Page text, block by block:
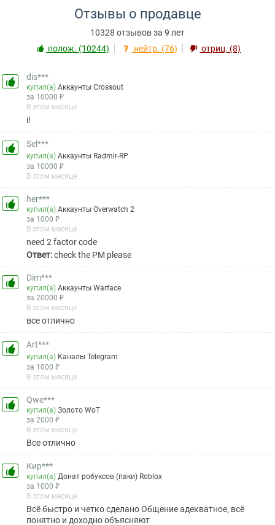
Отзывы о продавце
10328 отзывов за 9 лет
полож. (10244)
нейтр. (76) отриц. (8)
dis***
купил(а)Аккаунты Crossout
за 10000 ₽
В этом месяце
i!
Sel***
купил(а)Аккаунты Radmir-RP
за 10000 ₽
В этом месяце
her***
купил(а)Аккаунты Overwatch 2
за 1000 ₽
В этом месяце
need 2 factor code
Ответ:check the PM please
Dim***
купил(а)Аккаунты Warface
за 20000 ₽
В этом месяце
все отлично
Art***
купил(а) Каналы Telegram
за 1000 ₽
В этом месяце
Qwe***
купил(а)Золото WoT
за 2000 ₽
В этом месяце
Все отлично
Кир***
купил(а)Донат робуксов (паки) Roblox
за 1000 ₽
В этом месяце
Всё быстро и четко сделано Общение адекватное, всё
понятно и доходно объясняют